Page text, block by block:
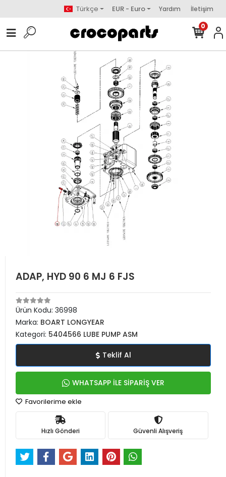
Türkçe EUR - Euro Yardım İletişim
0
ADAP, HYD 90 6 MJ 6 FJS
Ürün Kodu: 36998
Marka: BOART LONGYEAR
Kategori: 5404566 LUBE PUMP ASM
Teklif Al
WHATSAPP İLE SİPARİŞ VER
Favorilerime ekle
Hızlı Gönderi Güvenli Alışveriş